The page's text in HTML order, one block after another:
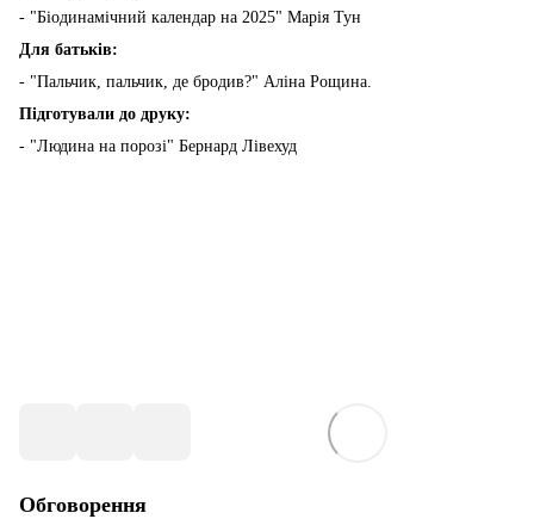
- "Біодинамічний календар на 2025" Марія Тун
Для батьків:
- "Пальчик, пальчик, де бродив?" Аліна Рощина.
Підготували до друку:
- "Людина на порозі" Бернард Лівехуд
Обговорення